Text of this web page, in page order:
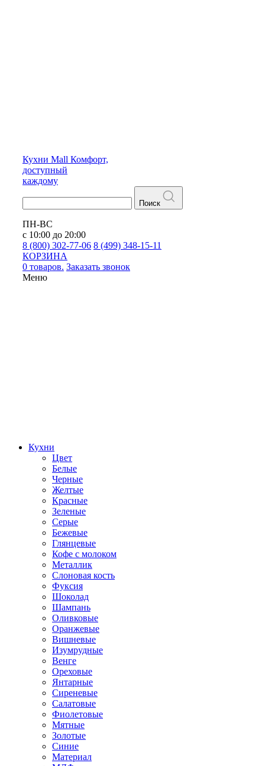
Кухни Mall Комфорт,
доступный
каждому
Поиск
ПН-ВС
с 10:00 до 20:00
8 (800) 302-77-06 8 (499) 348-15-11
КОРЗИНА
0 товаров. Заказать звонок
Меню
Кухни
Цвет
Белые
Черные
Желтые
Красные
Зеленые
Серые
Бежевые
Глянцевые
Кофе с молоком
Металлик
Слоновая кость
Фуксия
Шоколад
Шампань
Оливковые
Оранжевые
Вишневые
Изумрудные
Венге
Ореховые
Янтарные
Сиреневые
Салатовые
Фиолетовые
Мятные
Золотые
Синие
Материал